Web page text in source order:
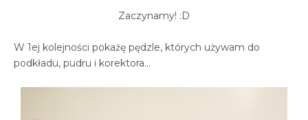
Zaczynamy! :D
W 1ej kolejności pokażę pędzle, których używam do
podkładu, pudru i korektora...